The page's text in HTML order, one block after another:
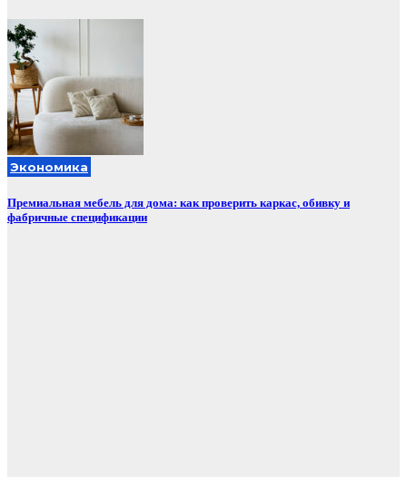
Экономика
Премиальная мебель для дома: как проверить каркас, обивку и
фабричные спецификации